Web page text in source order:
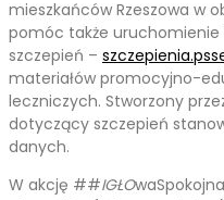
mieszkańców Rzeszowa w
pomóc także
szczepień –
materiałów promocyjno-
leczniczych. Stworzony
dotyczący szczepień
danych.
W akcję ##IGŁO